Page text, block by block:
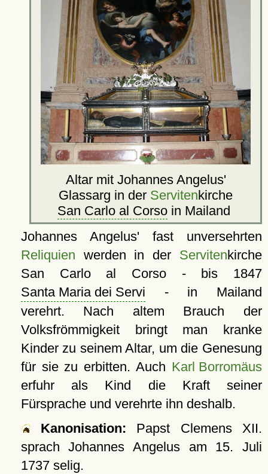
Altar mit Johannes Angelus'
Glassarg in der Servitenkirche
San Carlo al Corso in Mailand
Johannes Angelus' fast unversehrten
Reliquien werden in der Servitenkirche
San Carlo al Corso - bis 1847
Santa Maria dei Servi - in Mailand
verehrt. Nach altem Brauch der
Volksfrömmigkeit bringt man kranke
Kinder zu seinem Altar, um die Genesung
für sie zu erbitten. Auch Karl Borromäus
erfuhr als Kind die Kraft seiner
Fürsprache und verehrte ihn deshalb.
Kanonisation: Papst Clemens XII.
sprach Johannes Angelus am 15. Juli
1737selig.